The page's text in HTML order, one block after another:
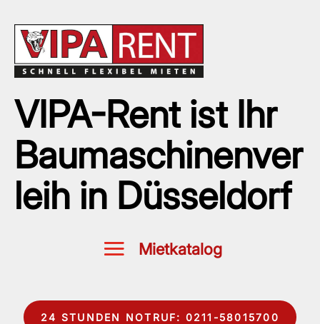
VIPA-Rent ist Ihr
Baumaschinenver
leih in Düsseldorf
24 STUNDEN NOTRUF: 0211-58015700